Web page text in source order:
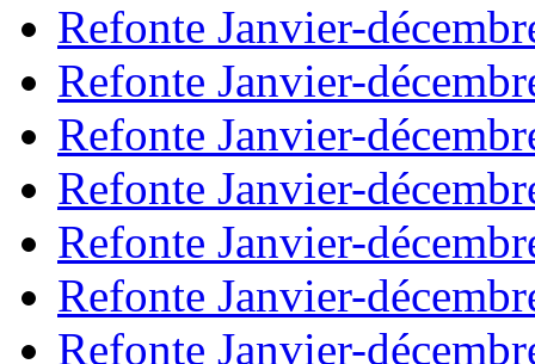
Refonte Janvier-
Refonte Janvier-
Refonte Janvier-
Refonte Janvier-
Refonte Janvier-
Refonte Janvier-
Refonte Janvier-